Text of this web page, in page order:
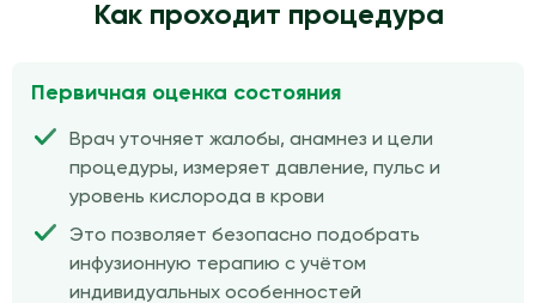
Как проходит процедура
Первичная оценка состояния
Врач уточняет жалобы, анамнез и цели
процедуры, измеряет давление, пульс и
уровень кислорода в крови
Это позволяет безопасно подобрать
инфузионную терапию с учётом
индивидуальных особенностей